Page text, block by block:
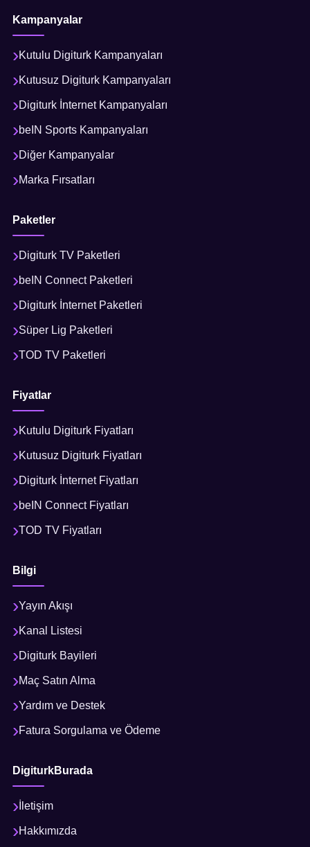
Kampanyalar
Kutulu Digiturk Kampanyaları
Kutusuz Digiturk Kampanyaları
Digiturk İnternet Kampanyaları
beIN Sports Kampanyaları
Diğer Kampanyalar
Marka Fırsatları
Paketler
Digiturk TV Paketleri
beIN Connect Paketleri
Digiturk İnternet Paketleri
Süper Lig Paketleri
TOD TV Paketleri
Fiyatlar
Kutulu Digiturk Fiyatları
Kutusuz Digiturk Fiyatları
Digiturk İnternet Fiyatları
beIN Connect Fiyatları
TOD TV Fiyatları
Bilgi
Yayın Akışı
Kanal Listesi
Digiturk Bayileri
Maç Satın Alma
Yardım ve Destek
Fatura Sorgulama ve Ödeme
DigiturkBurada
İletişim
Hakkımızda